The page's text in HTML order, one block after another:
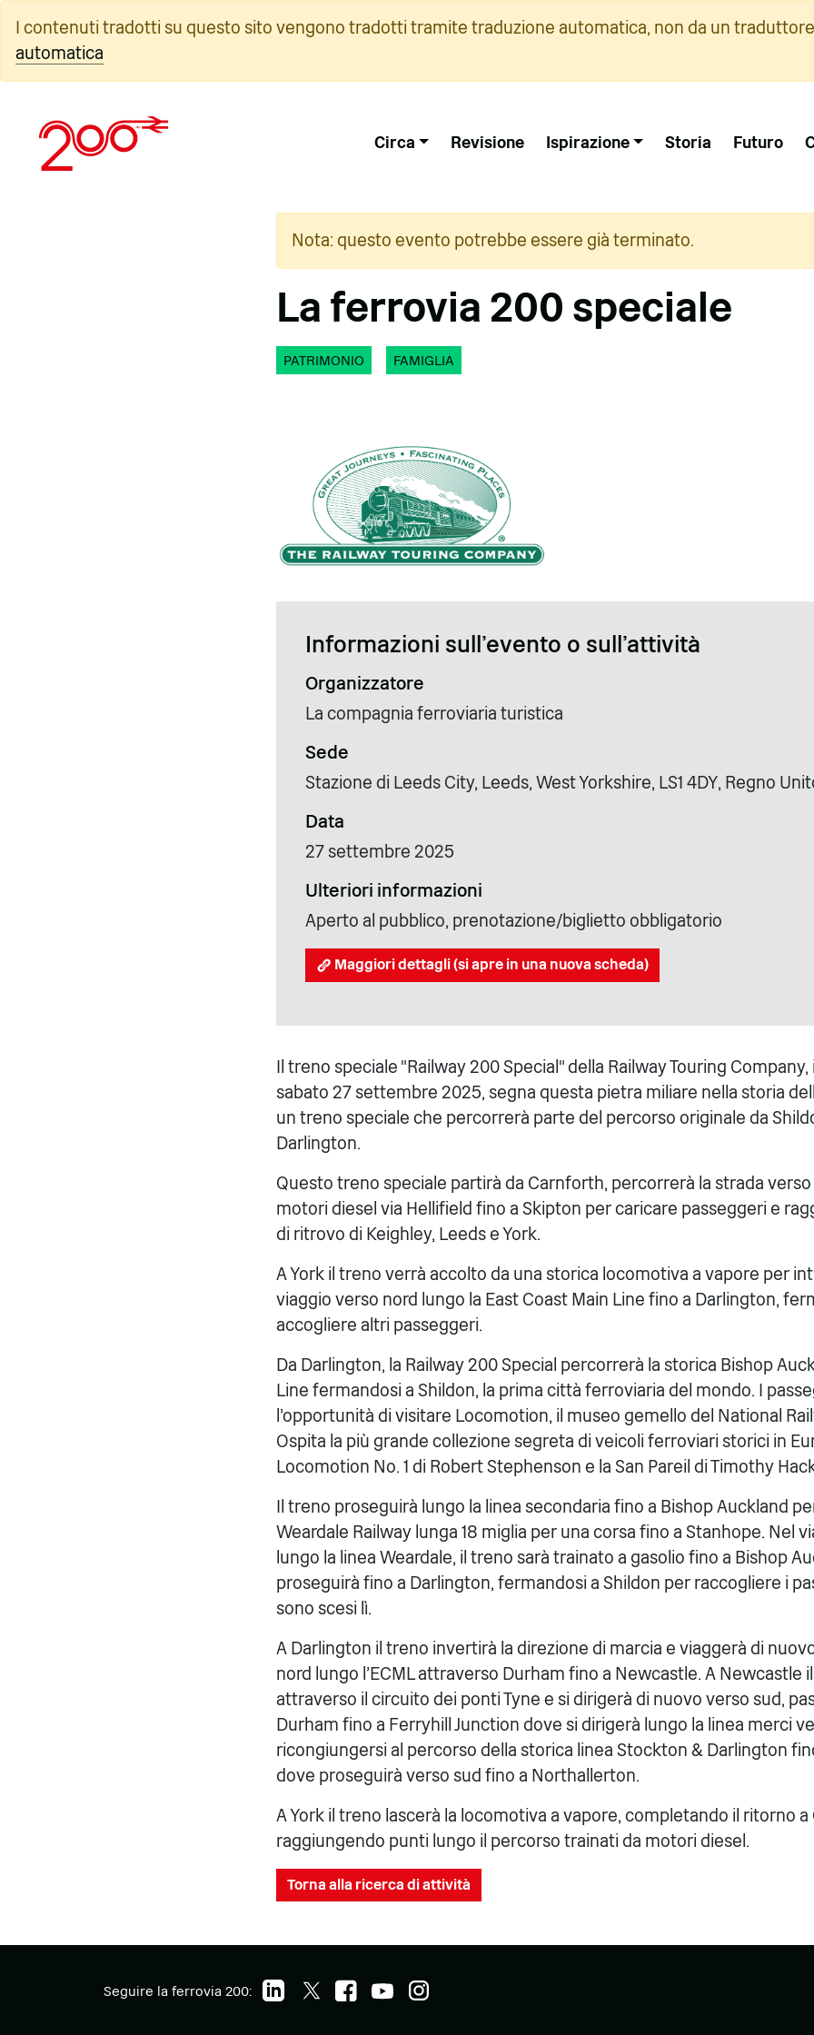
contenuto
I contenuti tradotti su questo sito vengono tradotti tramite traduzione automatica, non da un
automatica
Circa Revisione Ispirazione Storia Futuro
Nota: questo evento potrebbe essere già terminato.
La ferrovia 200 speciale
PATRIMONIO FAMIGLIA
Informazioni sull'evento o sull'attività
Organizzatore
La compagnia ferroviaria turistica
Sede
Stazione di Leeds City, Leeds, West Yorkshire, LS1 4DY, Regno
Data
27 settembre 2025
Ulteriori informazioni
Aperto al pubblico, prenotazione/biglietto obbligatorio
Maggiori dettagli (si apre in una nuova scheda)
Il treno speciale "Railway 200 Special" della Railway Touring
sabato 27 settembre 2025, segna questa pietra miliare nella storia
un treno speciale che percorrerà parte del percorso originale da
Darlington.
Questo treno speciale partirà da Carnforth, percorrerà la strada
motori diesel via Hellifield fino a Skipton per caricare passeggeri e
di ritrovo di Keighley, Leeds e York.
A York il treno verrà accolto da una storica locomotiva a vapore per
viaggio verso nord lungo la East Coast Main Line fino a Darlington,
accogliere altri passeggeri.
Da Darlington, la Railway 200 Special percorrerà la storica Bishop
Line fermandosi a Shildon, la prima città ferroviaria del mondo. I
l'opportunità di visitare Locomotion, il museo gemello del National
Ospita la più grande collezione segreta di veicoli ferroviari storici in
Locomotion No. 1 di Robert Stephenson e la San Pareil di Timothy
Il treno proseguirà lungo la linea secondaria fino a Bishop Auckland
Weardale Railway lunga 18 miglia per una corsa fino a Stanhope. Nel
lungo la linea Weardale, il treno sarà trainato a gasolio fino a Bishop
proseguirà fino a Darlington, fermandosi a Shildon per raccogliere i
sono scesi lì.
A Darlington il treno invertirà la direzione di marcia e viaggerà di
nord lungo l'ECML attraverso Durham fino a Newcastle. A Newcastle
attraverso il circuito dei ponti Tyne e si dirigerà di nuovo verso sud,
Durham fino a Ferryhill Junction dove si dirigerà lungo la linea merci
ricongiungersi al percorso della storica linea Stockton & Darlington
dove proseguirà verso sud fino a Northallerton.
A York il treno lascerà la locomotiva a vapore, completando il ritorno
raggiungendo punti lungo il percorso trainati da motori diesel.
Torna alla ricerca di attività
Seguire la ferrovia 200: